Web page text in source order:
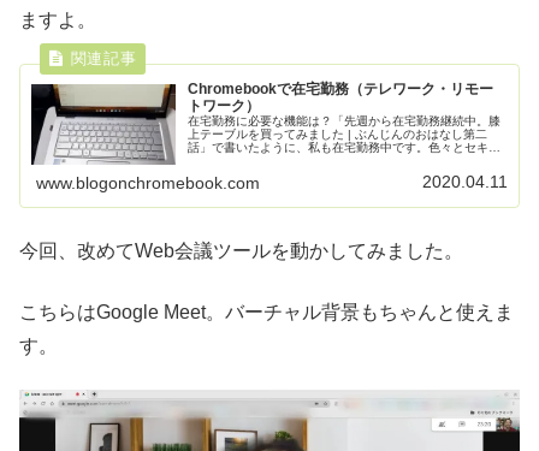
ますよ。
Chromebookで在宅勤務（テレワーク・リモー
トワーク）
在宅勤務に必要な機能は？「先週から在宅勤務継続中。膝
上テーブルを買ってみました | ぶんじんのおはなし第二
話」で書いたように、私も在宅勤務中です。色々とセキュ
www.blogonchromebook.com 2020.04.11
今回、改めてWeb会議ツールを動かしてみました。
こちらはGoogle Meet。バーチャル背景もちゃんと使えま
す。